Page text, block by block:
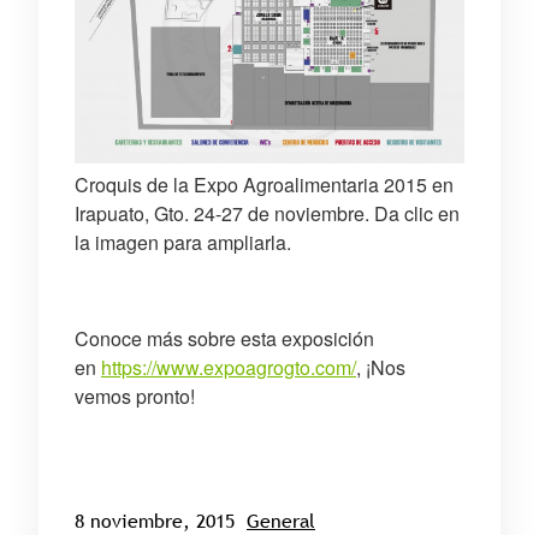
Croquis de la Expo Agroalimentaria 2015 en
Irapuato, Gto. 24-27 de noviembre. Da clic en
la imagen para ampliarla.
Conoce más sobre esta exposición
en https://www.expoagrogto.com/, ¡Nos
vemos pronto!
8 noviembre, 2015 General